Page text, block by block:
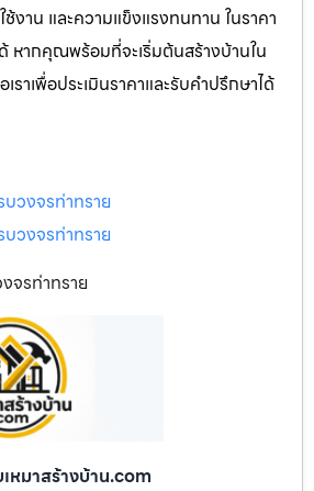
งาน และความแข็งแรงทนทาน ในราคา
หากคุณพร้อมที่จะเริ่มต้นสร้างบ้านใน
ราเพื่อประเมินราคาและรับคำปรึกษาได้
วงจรท่าทราย
วงจรท่าทราย
จรท่าทราย
หมาสร้างบ้าน.com